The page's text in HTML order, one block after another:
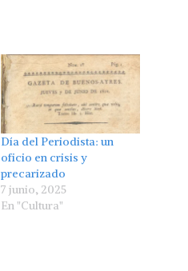
Día del Periodista: un
oficio en crisis y
precarizado
7 junio, 2025
En "Cultura"